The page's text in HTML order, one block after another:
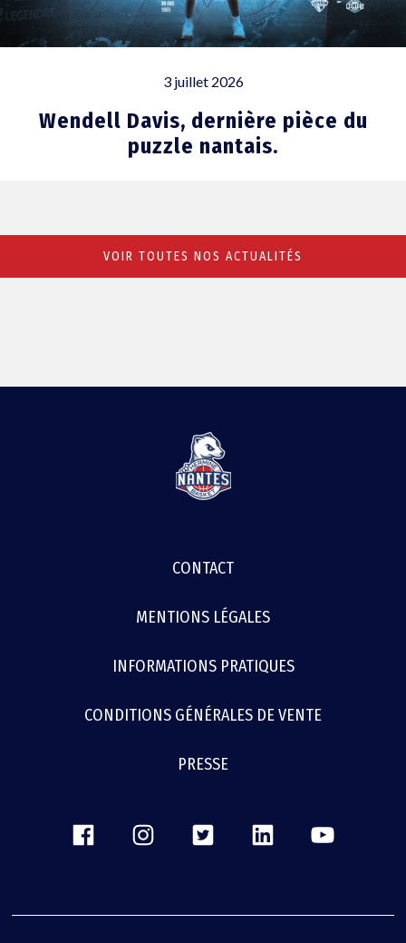
3 juillet 2026
Wendell Davis, dernière pièce du
puzzle nantais.
VOIR TOUTES NOS ACTUALITÉS
CONTACT
MENTIONS LÉGALES
INFORMATIONS PRATIQUES
CONDITIONS GÉNÉRALES DE VENTE
PRESSE